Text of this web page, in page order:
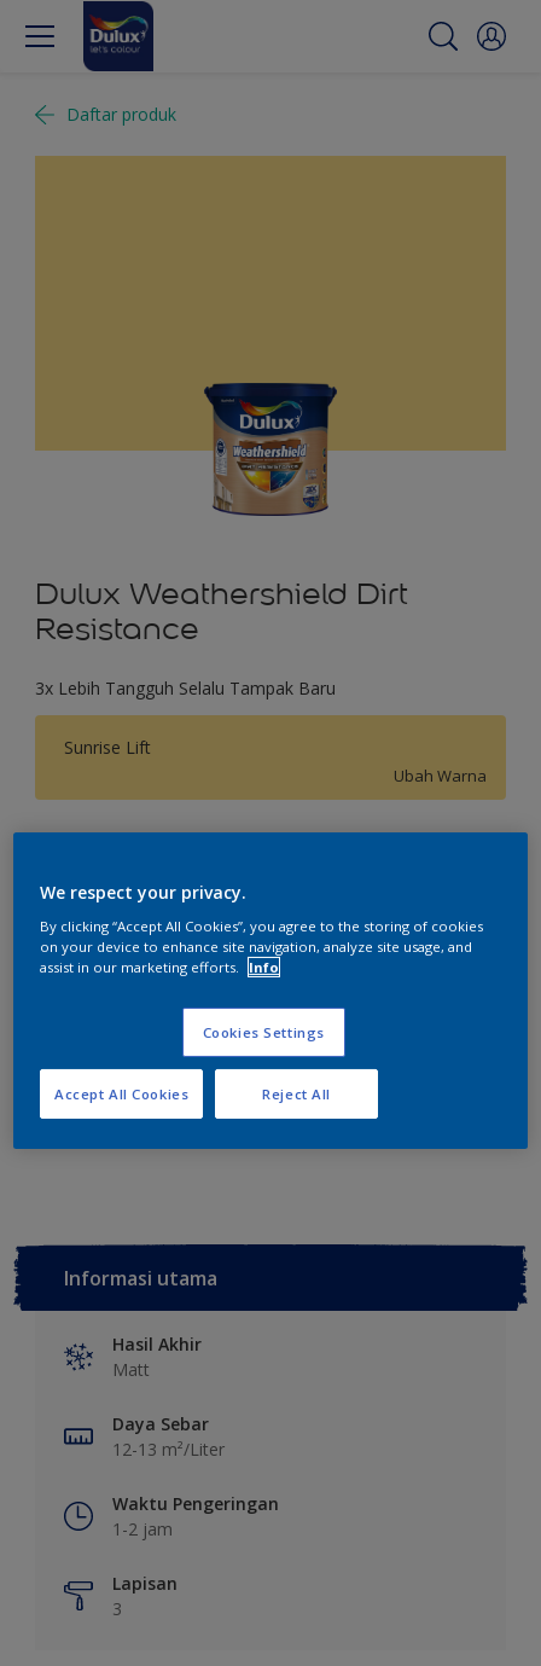
Daftar produk
Dulux Weathershield Dirt
Resistance
3x Lebih Tangguh Selalu Tampak Baru
Sunrise Lift
Ubah Warna
Jumlah Kalkulator cat
Tambahkan ke Ruang Kerja
Informasi utama
Hasil Akhir
Matt
Daya Sebar
12-13 m²/Liter
Waktu Pengeringan
1-2 jam
Lapisan
3
We respect your privacy.
By clicking “Accept All Cookies”, you agree to the storing of cookies
on your device to enhance site navigation, analyze site usage, and
assist in our marketing efforts.
Info
Cookies Settings
Reject All
Accept All Cookies